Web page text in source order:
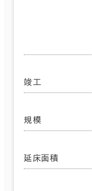
竣工
規模
延床面積